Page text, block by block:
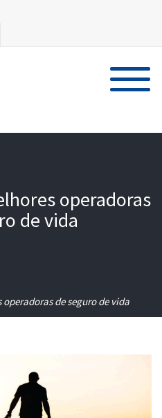
operadoras
de vida
operadoras de seguro de vida